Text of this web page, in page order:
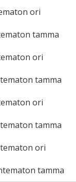
ori
tamma
ori
tamma
ori
tamma
ori
tamma